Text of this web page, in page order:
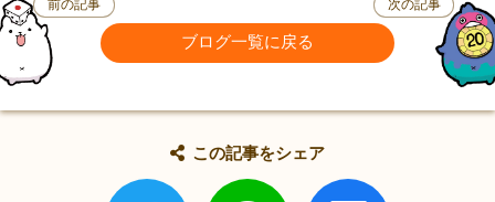
前の記事
ブログ一覧に戻る
次の記事
この記事をシェア